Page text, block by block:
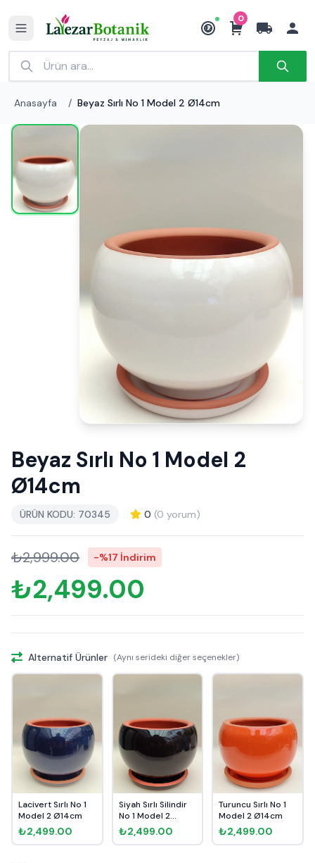
₺
0
Anasayfa / Beyaz Sırlı No 1 Model 2 Ø14cm
Beyaz Sırlı No 1 Model 2
Ø14cm
ÜRÜN KODU: 70345 0 (0 yorum)
₺2,999.00 -%17 İndirim
₺2,499.00
Alternatif Ürünler (Aynı serideki diğer seçenekler)
Lacivert Sırlı No 1
Model 2 Ø14cm
₺2,499.00
Siyah Sırlı Silindir
No 1 Model 2
Ø14cm
₺2,499.00
Turuncu Sırlı No 1
Model 2 Ø14cm
₺2,499.00